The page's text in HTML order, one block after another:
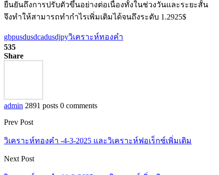
ยืนยันถึงการปรับตัวขึ้นอย่างต่อเนื่องทั้งในช่วงวันและระยะสั้น
จึงทำให้สามารถทำกำไรเพิ่มเติมได้จนถึงระดับ 1.2925$
gbpusdusdcadusdjpyวิเคราะห์ทองคำ
535
Share
admin 2891 posts 0 comments
Prev Post
วิเคราะห์ทองคำ -4-3-2025 และวิเคราะห์ฟอเร็กซ์เพิ่มเติม
Next Post